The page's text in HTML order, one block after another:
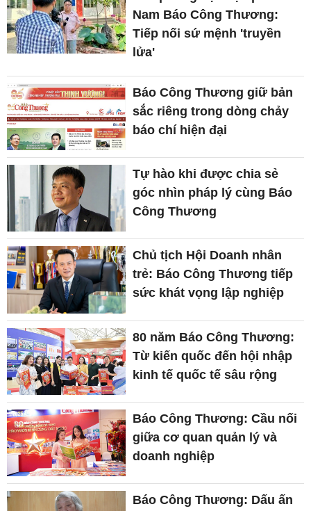
Nam Báo Công Thương:
Tiếp nối sứ mệnh 'truyền
lửa'
Báo Công Thương giữ bản
sắc riêng trong dòng chảy
báo chí hiện đại
Tự hào khi được chia sẻ
góc nhìn pháp lý cùng Báo
Công Thương
Chủ tịch Hội Doanh nhân
trẻ: Báo Công Thương tiếp
sức khát vọng lập nghiệp
80 năm Báo Công Thương:
Từ kiến quốc đến hội nhập
kinh tế quốc tế sâu rộng
Báo Công Thương: Cầu nối
giữa cơ quan quản lý và
doanh nghiệp
Báo Công Thương: Dấu ấn